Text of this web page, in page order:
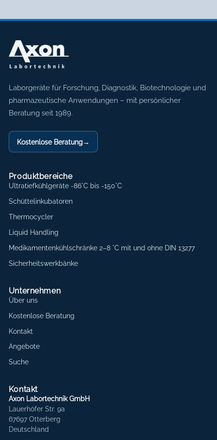
Axon Labortechnik
Laborgeräte für Forschung, Diagnostik, Biotechnologie und
pharmazeutische Anwendungen – mit persönlicher
Beratung seit 1989.
Kostenlose Beratung→
Produktbereiche
Ultratiefkühlgeräte -86°C bis -150°C
Schüttelinkubatoren
Thermocycler
Liquid Handling
Medikamentenkühlschränke 2–8 °C mit und ohne DIN 13277
Sicherheitswerkbänke
Unternehmen
Über uns
Kostenlose Beratung
Kontakt
Angebote
Suche
Kontakt
Axon Labortechnik GmbH
Lauerhöfer Str. 9a
67697 Otterberg
Deutschland